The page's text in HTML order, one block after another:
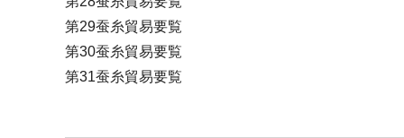
第29蚕糸貿易要覧
第30蚕糸貿易要覧
第31蚕糸貿易要覧